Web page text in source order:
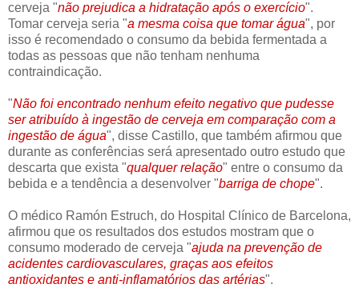
cerveja "não prejudica a hidratação após o exercício".
Tomar cerveja seria "a mesma coisa que tomar água", por
isso é recomendado o consumo da bebida fermentada a
todas as pessoas que não tenham nenhuma
contraindicação.
"Não foi encontrado nenhum efeito negativo que pudesse
ser atribuído à ingestão de cerveja em comparação com a
ingestão de água", disse Castillo, que também afirmou que
durante as conferências será apresentado outro estudo que
descarta que exista "qualquer relação" entre o consumo da
bebida e a tendência a desenvolver "barriga de chope".
O médico Ramón Estruch, do Hospital Clínico de Barcelona,
afirmou que os resultados dos estudos mostram que o
consumo moderado de cerveja "ajuda na prevenção de
acidentes cardiovasculares, graças aos efeitos
antioxidantes e anti-inflamatórios das artérias".